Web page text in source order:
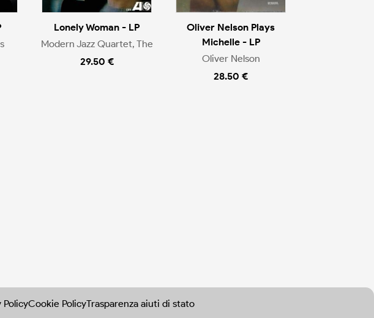
Lonely Woman - LP
Modern Jazz Quartet, The
29.50 €
Oliver Nelson Plays
Michelle - LP
Oliver Nelson
28.50 €
PolicyCookie PolicyTrasparenza aiuti di stato